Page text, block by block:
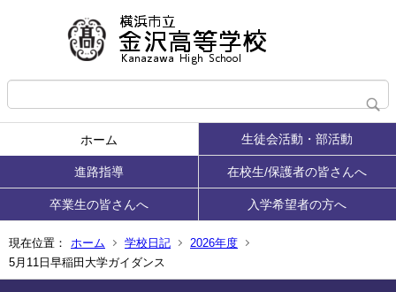
ホーム 生徒会活動・部活動
進路指導 在校生/保護者の皆さんへ
卒業生の皆さんへ 入学希望者の方へ
現在位置： ホーム 学校日記
2026年度
5月11日早稲田大学ガイダンス